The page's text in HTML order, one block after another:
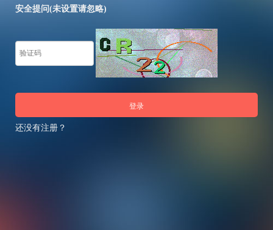
安全提问(未设置请忽略)
登录
还没有注册？